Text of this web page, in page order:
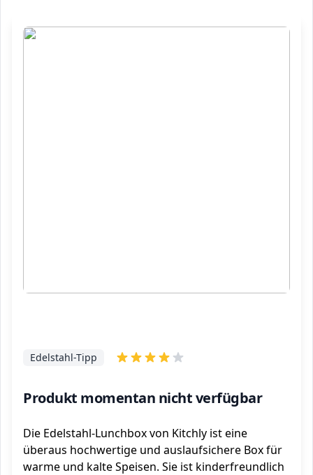
Produkt momentan nicht verfügbar
Edelstahl-Tipp
Die Edelstahl-Lunchbox von Kitchly ist eine
überaus hochwertige und auslaufsichere Box für
warme und kalte Speisen. Sie ist kinderfreundlich